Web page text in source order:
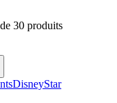
30 produits
DisneyStar